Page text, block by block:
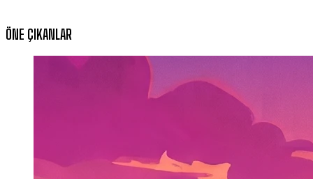
ÖNE ÇIKANLAR